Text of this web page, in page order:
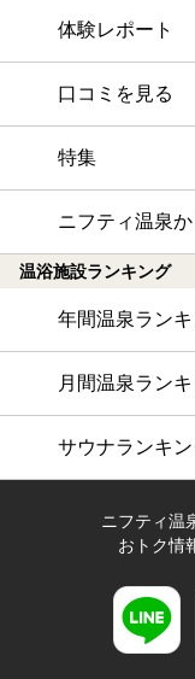
体験レポート
口コミを見る
特集
ニフティ温泉
温浴施設ランキング
年間温泉ラン
月間温泉ラン
サウナランキ
ニフティ温
おトク情